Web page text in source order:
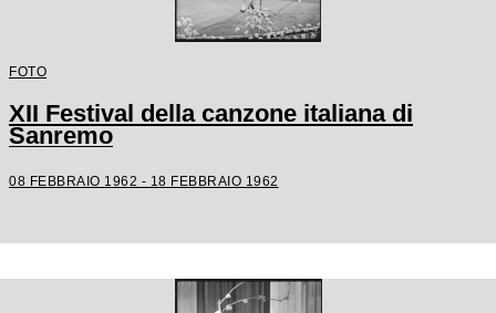
FOTO
XII Festival della canzone italiana di
Sanremo
08 FEBBRAIO 1962 - 18 FEBBRAIO 1962